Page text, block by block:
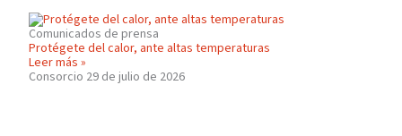
Comunicados de prensa
Protégete del calor, ante altas temperaturas
Leer más »
Consorcio 29 de julio de 2026